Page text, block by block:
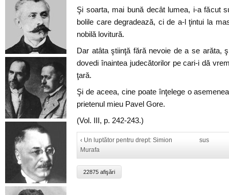
Şi soarta, mai bună decât lumea, i-a făcut
bolile care degradează, ci de a-l ţintui la
nobilă lovitură.
Dar atâta ştiinţă fără nevoie de a se arăta,
dovedi înaintea judecătorilor pe cari-i dă
ţară.
Şi de aceea, cine poate înţelege o
prietenul mieu Pavel Gore.
(Vol. III, p. 242-243.)
‹ Un luptător pentru drept: Simion
Murafa
sus
22875 afişări